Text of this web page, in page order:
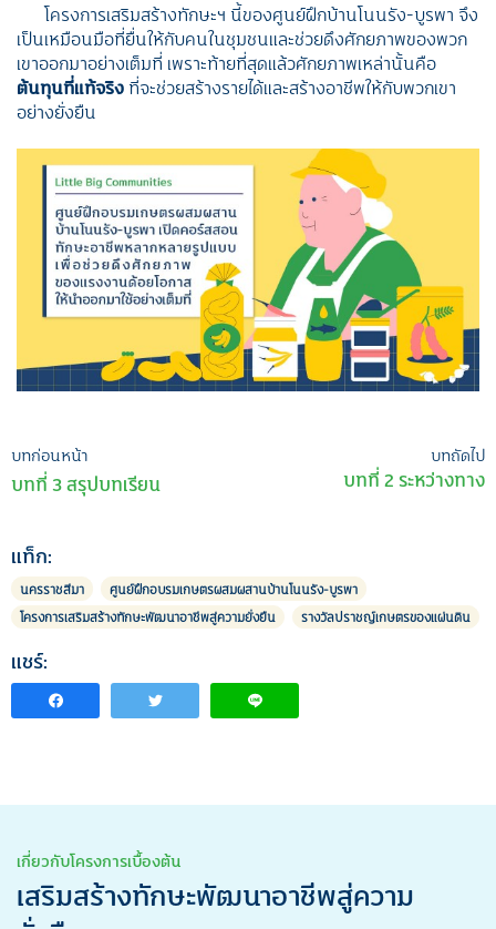
โครงการเสริมสร้างทักษะฯ นี้ของศูนย์ฝึกบ้านโนนรัง-บูรพา จึง
เป็นเหมือนมือที่ยื่นให้กับคนในชุมชนและช่วยดึงศักยภาพของพวก
เขาออกมาอย่างเต็มที่ เพราะท้ายที่สุดแล้วศักยภาพเหล่านั้นคือ
ต้นทุนที่แท้จริง ที่จะช่วยสร้างรายได้และสร้างอาชีพให้กับพวกเขา
อย่างยั่งยืน
เมนู
นำทาง
เรื่อง
บทก่อนหน้า
บทที่ 3 สรุปบทเรียน
บทถัดไป
บทที่ 2 ระหว่างทาง
แท็ก:
นครราชสีมา
ศูนย์ฝึกอบรมเกษตรผสมผสานบ้านโนนรัง-บูรพา
โครงการเสริมสร้างทักษะพัฒนาอาชีพสู่ความยั่งยืน
รางวัลปราชญ์เกษตรของแผ่นดิน
แชร์:
เกี่ยวกับโครงการเบื้องต้น
เสริมสร้างทักษะพัฒนาอาชีพสู่ความ